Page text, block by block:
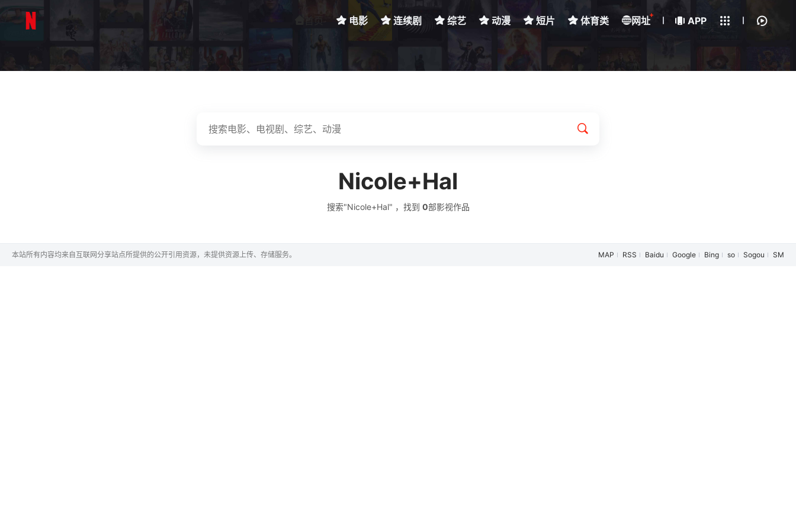
电影 连续剧 综艺 动漫 短片 体育类 网址
+
APP
下载客户端
我的观影记录
Nicole+Hal
搜索"Nicole+Hal" ，找到 0部影视作品
MAP RSS Baidu Google Bing so Sogou SM
本站所有内容均来自互联网分享站点所提供的公开引用资源，未提供资源上传、存储服务。